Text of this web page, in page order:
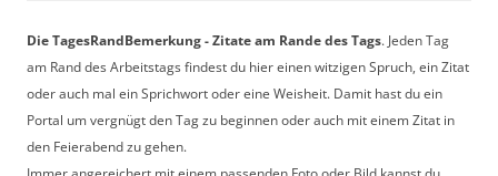
Die TagesRandBemerkung - Zitate am Rande des Tags. Jeden Tag
am Rand des Arbeitstags findest du hier einen witzigen Spruch, ein Zitat
oder auch mal ein Sprichwort oder eine Weisheit. Damit hast du ein
Portal um vergnügt den Tag zu beginnen oder auch mit einem Zitat in
den Feierabend zu gehen.